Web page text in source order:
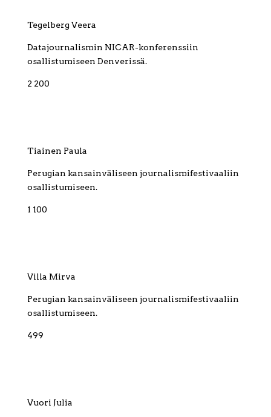
Tegelberg Veera
Datajournalismin NICAR-konferenssiin
osallistumiseen Denverissä.
2 200
Tiainen Paula
Perugian kansainväliseen journalismifestivaaliin
osallistumiseen.
1 100
Villa Mirva
Perugian kansainväliseen journalismifestivaaliin
osallistumiseen.
499
Vuori Julia